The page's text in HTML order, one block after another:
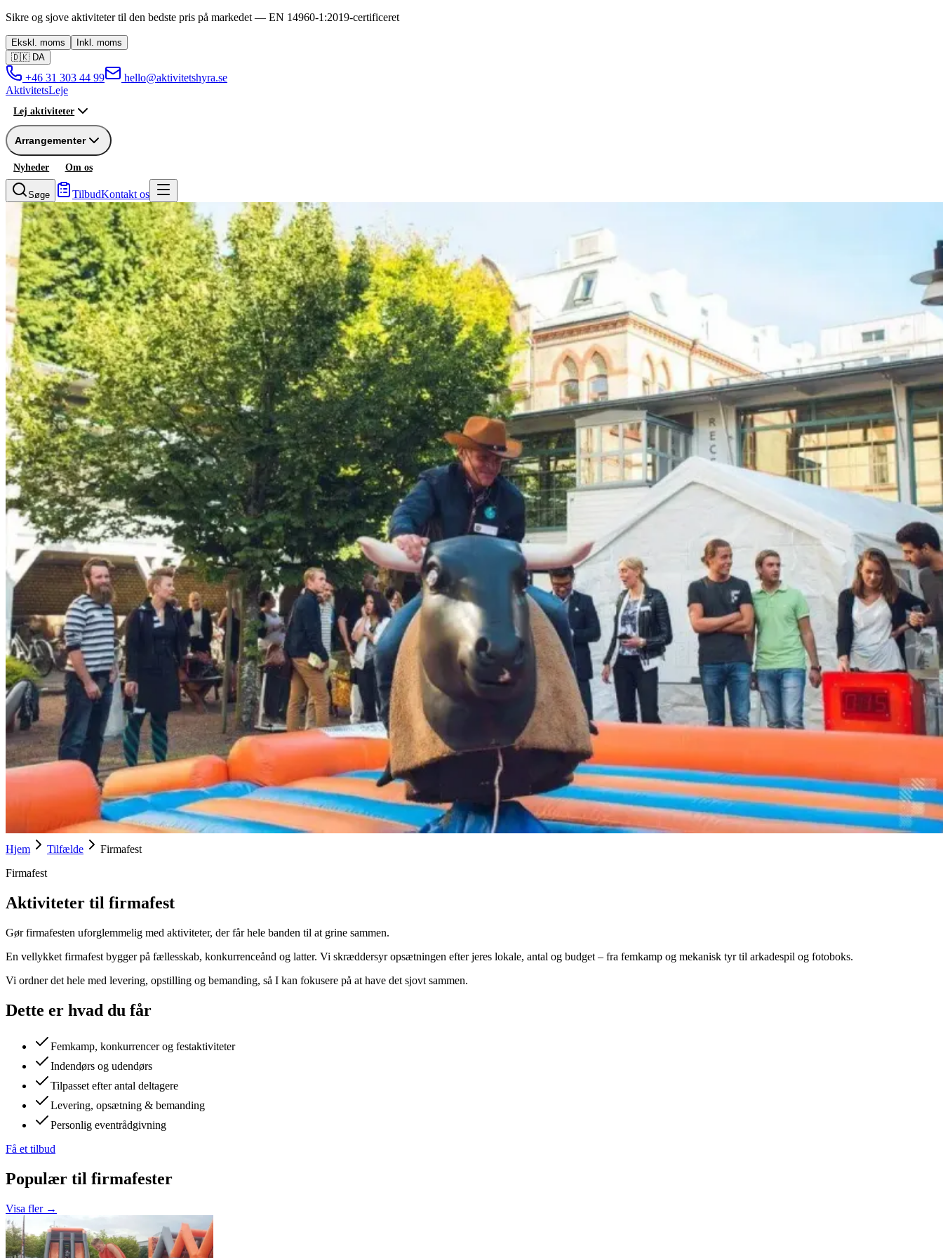
Sikre og sjove aktiviteter til den bedste pris på markedet — EN 14960-1:2019-certificeret
Ekskl. moms Inkl. moms
🇩🇰 DA
+46 31 303 44 99
hello@aktivitetshyra.se
AktivitetsLeje
Lej aktiviteter
Arrangementer
Nyheder Om os
Søge TilbudKontakt os
Hjem Tilfælde
Firmafest
Firmafest
Aktiviteter til firmafest
Gør firmafesten uforglemmelig med aktiviteter, der får hele banden til at grine sammen.
En vellykket firmafest bygger på fællesskab, konkurrenceånd og latter. Vi skræddersyr opsætningen efter jeres lokale, antal og budget – fra femkamp og mekanisk tyr til arkadespil og fotoboks.
Vi ordner det hele med levering, opstilling og bemanding, så I kan fokusere på at have det sjovt sammen.
Dette er hvad du får
Femkamp, ​​konkurrencer og festaktiviteter
Indendørs og udendørs
Tilpasset efter antal deltagere
Levering, opsætning & bemanding
Personlig eventrådgivning
Få et tilbud
Populær til firmafester
Visa fler →